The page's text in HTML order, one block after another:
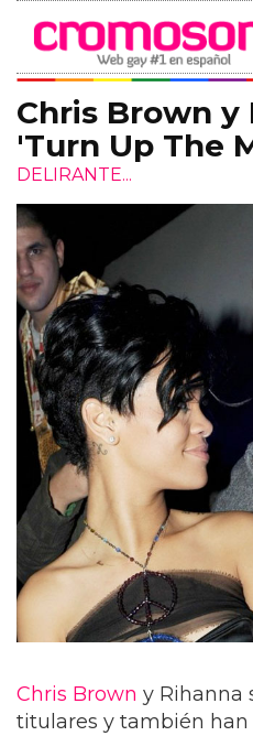
Chris Brown y
'Turn Up The
DELIRANTE...
Chris Brown y Rihanna
titulares y también